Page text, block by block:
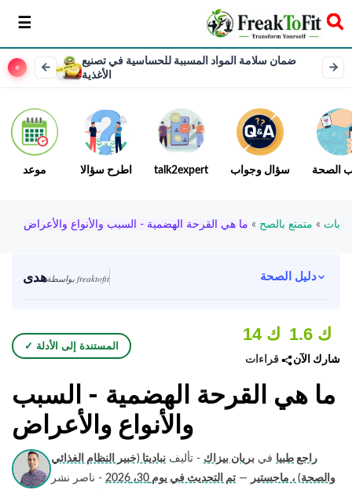
سخر
ضمان سلامة المواد المسببة للحساسية في تصنيع
الأغذية
موعد اطرح سؤالا talk2expert سؤال وجواب الصحة
بات » متمتع بالصح » ما هي القرحة الهضمية - السبب والأنواع والأعراض
هدى بواسطة freaktofit دليل الصحة
✓ المستندة إلى الأدلة
14 ك
قراءات
1.6 ك
شارك الآن
ما هي القرحة الهضمية - السبب
والأنواع والأعراض
راجع طبيا في بريان بيزاك - تأليف نباديتا (خبير النظام الغذائي
والصحة) ، ماجستير — تم التحديث في يوم 30، 2026
- ناصر نشر